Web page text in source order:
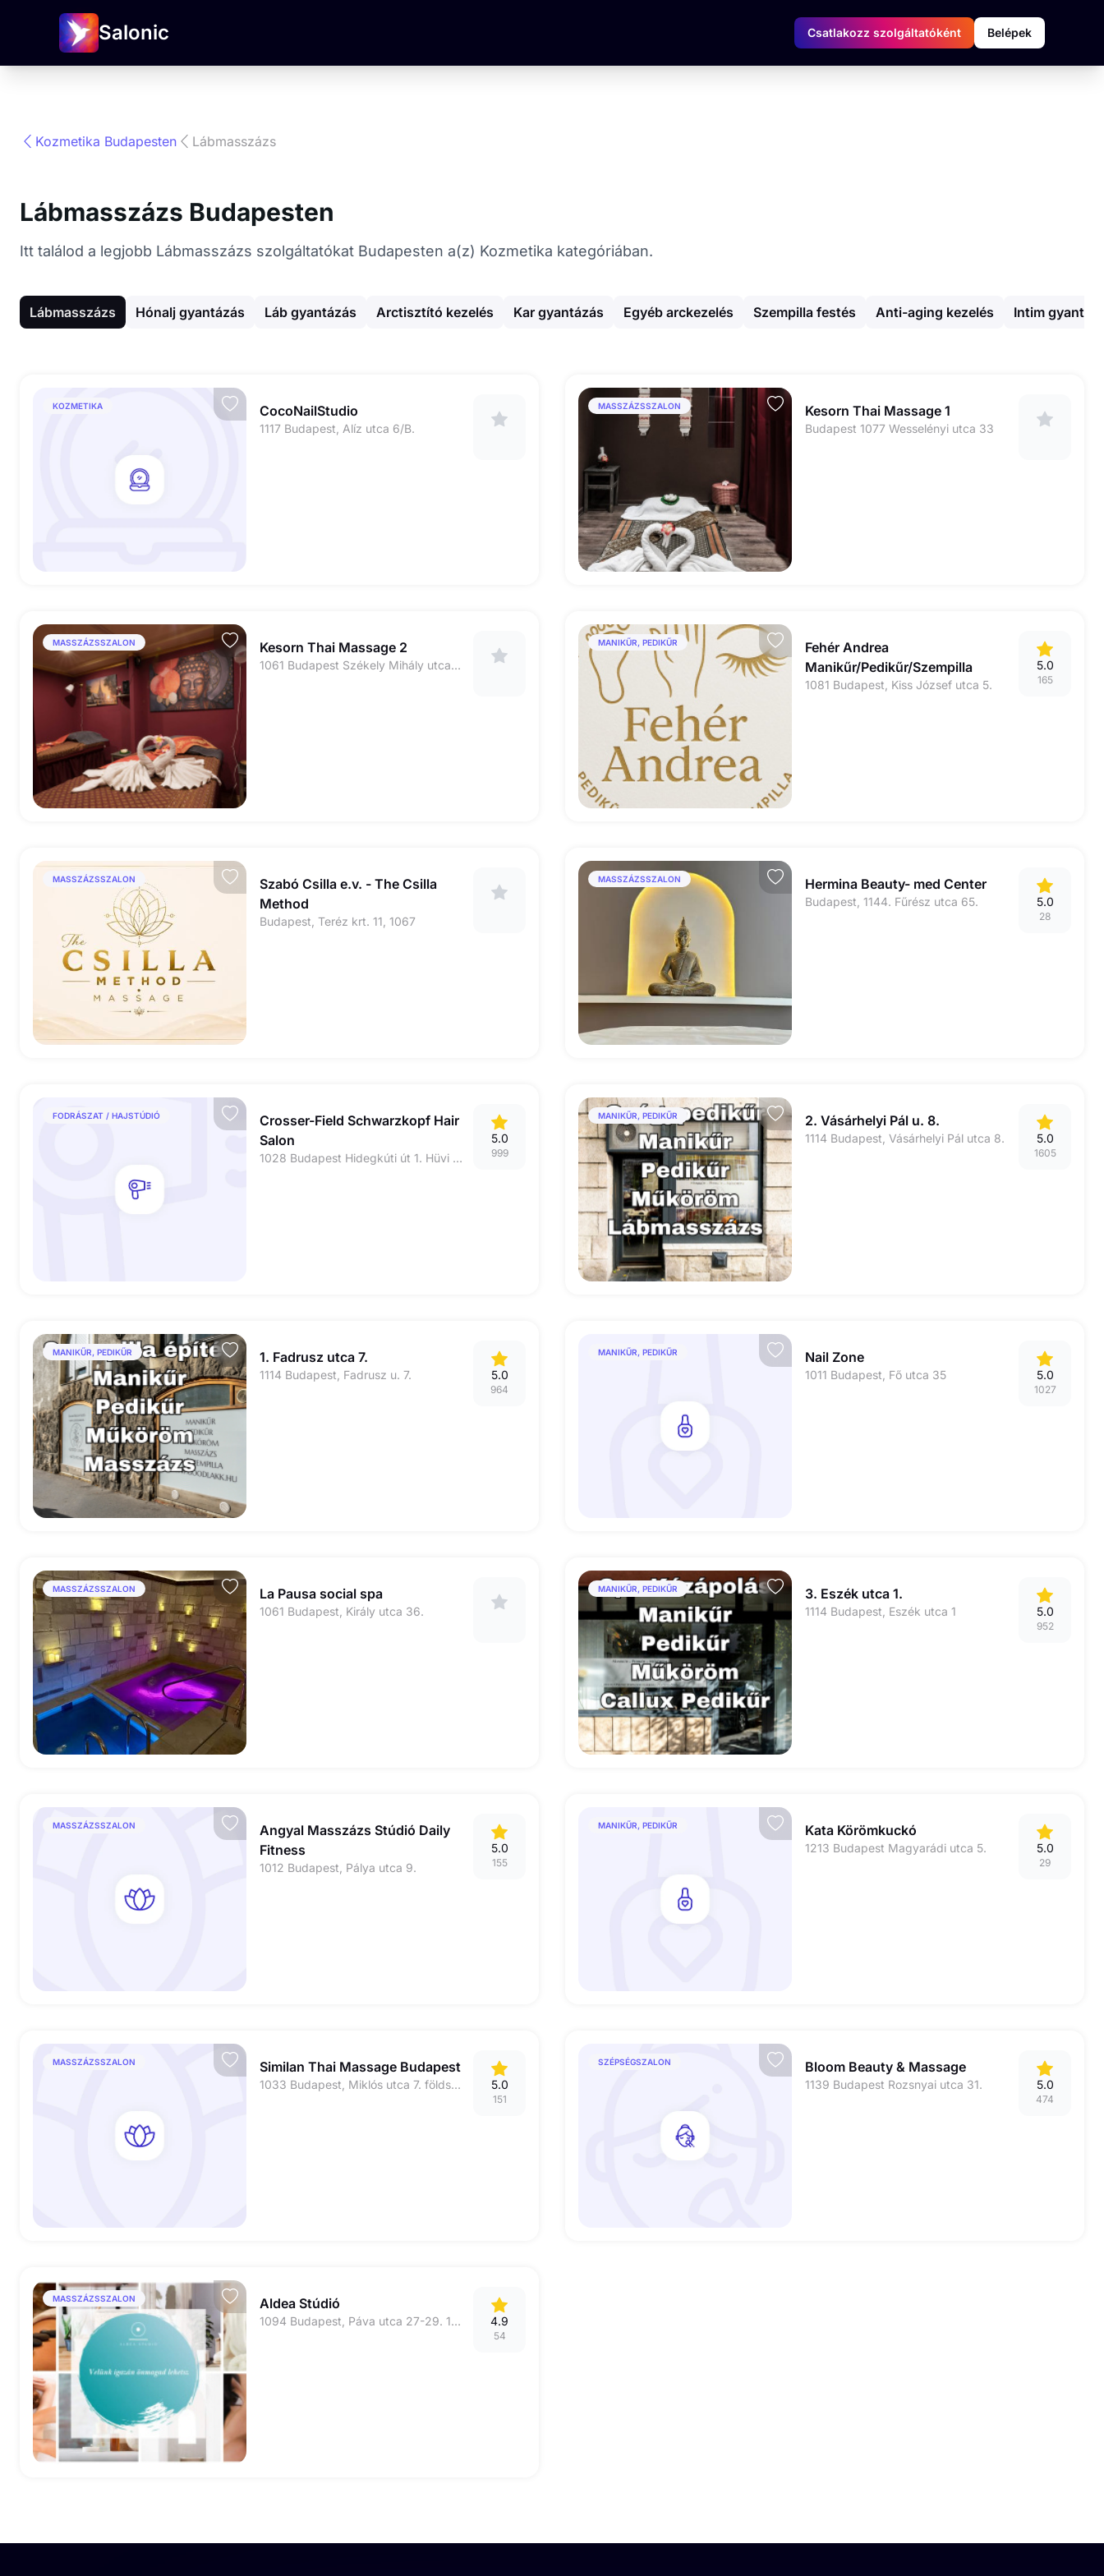
Salonic Csatlakozz szolgáltatóként Belépek
Kozmetika Budapesten Lábmasszázs
Lábmasszázs Budapesten
Itt találod a legjobb Lábmasszázs szolgáltatókat Budapesten a(z) Kozmetika kategóriában.
Lábmasszázs Hónalj gyantázás Láb gyantázás Arctisztító kezelés Kar gyantázás Egyéb arckezelés Szempilla festés Anti-aging kezelés Intim
KOZMETIKA CocoNailStudio
1117 Budapest, Alíz utca 6/B.
MASSZÁZSSZALON Kesorn Thai Massage 1
Budapest 1077 Wesselényi utca 33
MASSZÁZSSZALON Kesorn Thai Massage 2
1061 Budapest Székely Mihály utca 4-6
MANIKŰR, PEDIKŰR
Fehér Andrea
Manikűr/Pedikűr/Szempilla
1081 Budapest, Kiss József utca 5.
5.0
165
MASSZÁZSSZALON
Szabó Csilla e.v. - The Csilla
Method
Budapest, Teréz krt. 11, 1067
MASSZÁZSSZALON Hermina Beauty- med Center
Budapest, 1144. Fűrész utca 65. 5.0
28
FODRÁSZAT / HAJSTÚDIÓ
Crosser-Field Schwarzkopf Hair
Salon
1028 Budapest Hidegkúti út 1. Hüvi Szolgáltatóház I.emelet
5.0
999
MANIKŰR, PEDIKŰR 2. Vásárhelyi Pál u. 8.
1114 Budapest, Vásárhelyi Pál utca 8. 5.0
1605
MANIKŰR, PEDIKŰR 1. Fadrusz utca 7.
1114 Budapest, Fadrusz u. 7. 5.0
964
MANIKŰR, PEDIKŰR Nail Zone
1011 Budapest, Fő utca 35 5.0
1027
MASSZÁZSSZALON La Pausa social spa
1061 Budapest, Király utca 36.
MANIKŰR, PEDIKŰR 3. Eszék utca 1.
1114 Budapest, Eszék utca 1 5.0
952
MASSZÁZSSZALON
Angyal Masszázs Stúdió Daily
Fitness
1012 Budapest, Pálya utca 9.
5.0
155
MANIKŰR, PEDIKŰR Kata Körömkuckó
1213 Budapest Magyarádi utca 5. 5.0
29
MASSZÁZSSZALON Similan Thai Massage Budapest
1033 Budapest, Miklós utca 7. földszint 5.0
151
SZÉPSÉGSZALON Bloom Beauty & Massage
1139 Budapest Rozsnyai utca 31. 5.0
474
MASSZÁZSSZALON Aldea Stúdió
1094 Budapest, Páva utca 27-29. 115- ös kapucsengő. 4.9
54